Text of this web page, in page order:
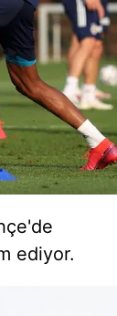
ediyor.